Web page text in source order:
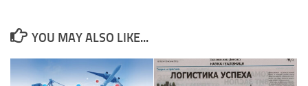
YOU MAY ALSO LIKE...